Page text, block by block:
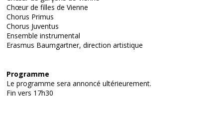
Chœur de filles de Vienne
Chorus Primus
Chorus Juventus
Ensemble instrumental
Erasmus Baumgartner, direction artistique
Programme
Le programme sera annoncé ultérieurement.
Fin vers 17h30